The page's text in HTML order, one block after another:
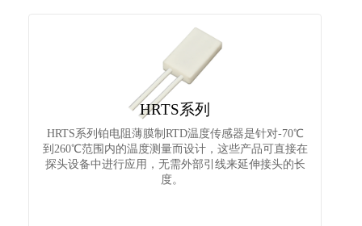
HRTS系列
HRTS系列铂电阻薄膜制RTD温度传感器是针对-70℃
到260℃范围内的温度测量而设计，这些产品可直接在
探头设备中进行应用，无需外部引线来延伸接头的长
度。